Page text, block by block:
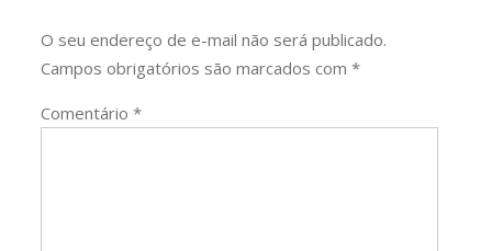
O seu endereço de e-mail não será publicado.
Campos obrigatórios são marcados com*
Comentário*